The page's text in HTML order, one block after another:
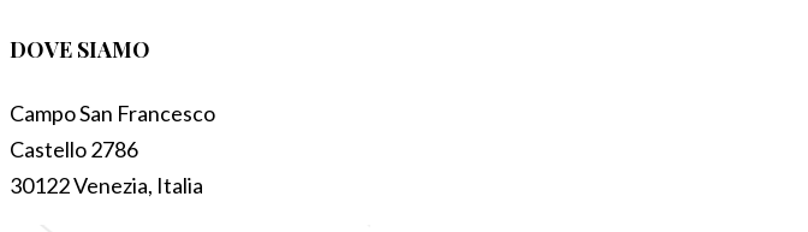
DOVE SIAMO
Campo San Francesco
Castello 2786
30122 Venezia, Italia